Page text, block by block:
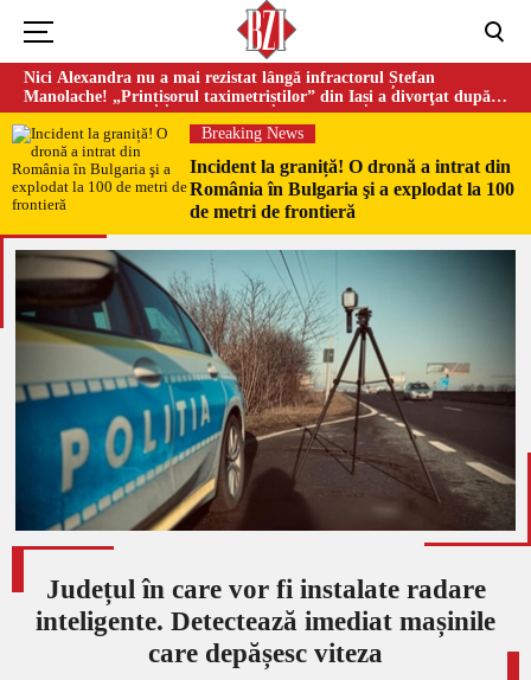
Nici Alexandra nu a mai rezistat lângă infractorul Ștefan
Manolache! „Prințișorul taximetriștilor” din Iași a divorţat după
doi ani de căsnicie
Breaking News
Incident la graniță! O dronă a intrat din
România în Bulgaria şi a explodat la 100
de metri de frontieră
Județul în care vor fi instalate radare
inteligente. Detectează imediat mașinile
care depășesc viteza